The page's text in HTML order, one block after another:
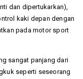
dan dipertukarkan),
kaki depan dengan
pada motor sport
sangat panjang dari
seperti seseorang